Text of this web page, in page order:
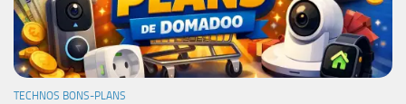
TECHNOS BONS-PLANS